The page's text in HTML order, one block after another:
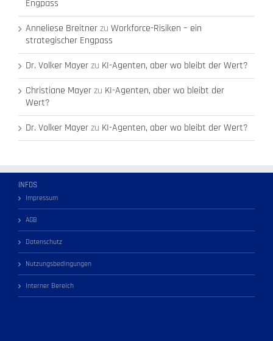
Engpass
Anneliese Breitnerzu Workforce-Risiken – ein
strategischer Engpass
Dr. Volker Mayerzu KI-Agenten, aber wo bleibt der Wert?
Christiane Mayerzu KI-Agenten, aber wo bleibt der
Wert?
Dr. Volker Mayerzu KI-Agenten, aber wo bleibt der Wert?
INFOS
Impressum
AGB
Datenschutz
Nutzungsbedingungen
Interner Bereich